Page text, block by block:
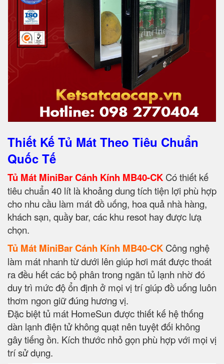
Thiết Kế Tủ Mát Theo Tiêu Chuẩn
Quốc Tế
Tủ Mát MiniBar Cánh Kính MB40-CK Có thiết kế
tiêu chuẩn 40 lít là khoảng dung tích tiện lợi phù hợp
cho nhu cầu làm mát đồ uống, hoa quả nhà hàng,
khách sạn, quầy bar, các khu resot hay được lưạ
chọn.
Tủ Mát MiniBar Cánh Kính MB40-CK Công nghệ
làm mát nhanh từ dưới lên giúp hơi mát được thoát
ra đều hết các bộ phân trong ngăn tủ lạnh nhờ đó
duy trì mức độ ổn định ở mọi vị trí giúp đồ uống luôn
thơm ngon giữ đúng hương vị.
Đặc biệt tủ mát HomeSun được thiết kế hệ thống
dàn lạnh điện tử không quạt nên tuyệt đối không
gây tiếng ồn. Kích thước nhỏ gọn phù hợp với mọi vị
trí sử dụng.